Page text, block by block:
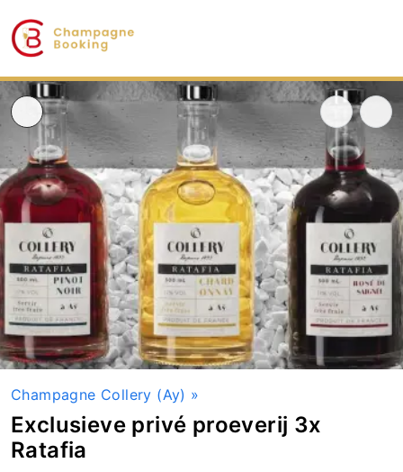
Champagne Collery (Ay) »
Exclusieve privé proeverij 3x
Ratafia